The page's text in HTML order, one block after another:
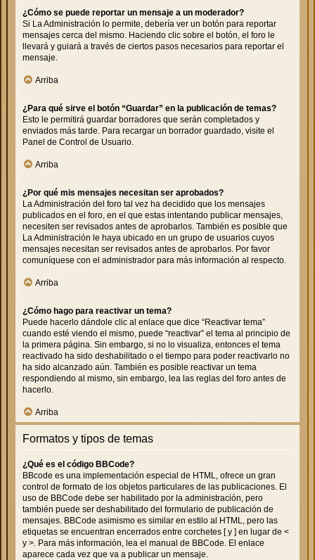
¿Cómo se puede reportar un mensaje a un moderador?
Si La Administración lo permite, debería ver un botón para reportar
mensajes cerca del mismo. Haciendo clic sobre el botón, el foro le
llevará y guiará a través de ciertos pasos necesarios para reportar el
mensaje.
Arriba
¿Para qué sirve el botón “Guardar” en la publicación de temas?
Esto le permitirá guardar borradores que serán completados y
enviados más tarde. Para recargar un borrador guardado, visite el
Panel de Control de Usuario.
Arriba
¿Por qué mis mensajes necesitan ser aprobados?
La Administración del foro tal vez ha decidido que los mensajes
publicados en el foro, en el que estas intentando publicar mensajes,
necesiten ser revisados antes de aprobarlos. También es posible que
La Administración le haya ubicado en un grupo de usuarios cuyos
mensajes necesitan ser revisados antes de aprobarlos. Por favor
comuníquese con el administrador para más información al respecto.
Arriba
¿Cómo hago para reactivar un tema?
Puede hacerlo dándole clic al enlace que dice “Reactivar tema”
cuando esté viendo el mismo, puede “reactivar” el tema al principio de
la primera página. Sin embargo, si no lo visualiza, entonces el tema
reactivado ha sido deshabilitado o el tiempo para poder reactivarlo no
ha sido alcanzado aún. También es posible reactivar un tema
respondiendo al mismo, sin embargo, lea las reglas del foro antes de
hacerlo.
Arriba
Formatos y tipos de temas
¿Qué es el código BBCode?
BBcode es una implementación especial de HTML, ofrece un gran
control de formato de los objetos particulares de las publicaciones. El
uso de BBCode debe ser habilitado por la administración, pero
también puede ser deshabilitado del formulario de publicación de
mensajes. BBCode asimismo es similar en estilo al HTML, pero las
etiquetas se encuentran encerrados entre corchetes [ y ] en lugar de <
y >. Para más información, lea el manual de BBCode. El enlace
aparece cada vez que va a publicar un mensaje.